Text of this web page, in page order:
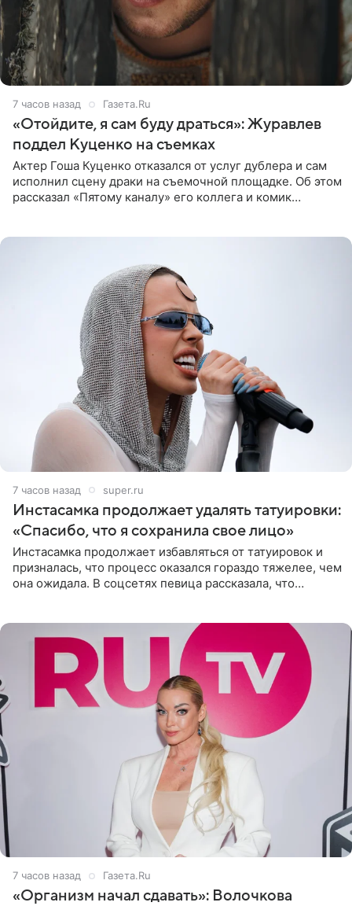
7 часов назад Газета.Ru
«Отойдите, я сам буду драться»: Журавлев
поддел Куценко на съемках
Актер Гоша Куценко отказался от услуг дублера и сам
исполнил сцену драки на съемочной площадке. Об этом
рассказал «Пятому каналу» его коллега и комик
7 часов назад super.ru
Инстасамка продолжает удалять татуировки:
«Спасибо, что я сохранила свое лицо»
Инстасамка продолжает избавляться от татуировок и
призналась, что процесс оказался гораздо тяжелее, чем
она ожидала. В соцсетях певица рассказала, что
7 часов назад Газета.Ru
«Организм начал сдавать»: Волочкова